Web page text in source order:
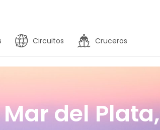
Circuitos Cruceros
del Plata,